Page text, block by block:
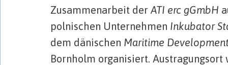
Zusammenarbeit der ATI erc gGmbH
polnischen Unternehmen Inkubator
dem dänischen Maritime
Bornholm organisiert. Austragungsort